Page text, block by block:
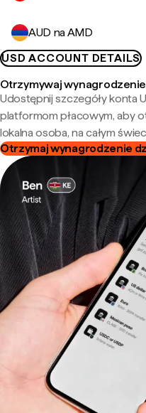
AUD na AMD
USD ACCOUNT DETAILS
Otrzymywaj
Udostępnij szczegóły konta
platformom płacowym, aby
lokalna osoba, na całym
Otrzymaj wynagrodzenie